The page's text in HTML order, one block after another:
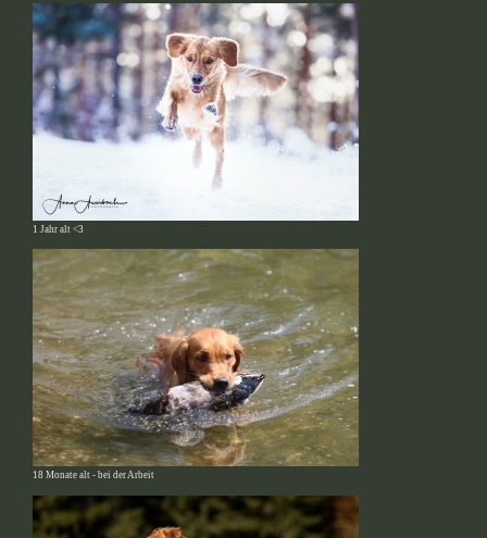
1 Jahr alt <3
18 Monate alt - bei der Arbeit